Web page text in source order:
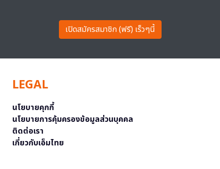
เปิดสมัครสมาชิก (ฟรี) เร็วๆนี้
LEGAL
นโยบายคุกกี้
นโยบายการคุ้มครองข้อมูลส่วนบุคคล
ติดต่อเรา
เกี่ยวกับเอ็มไทย